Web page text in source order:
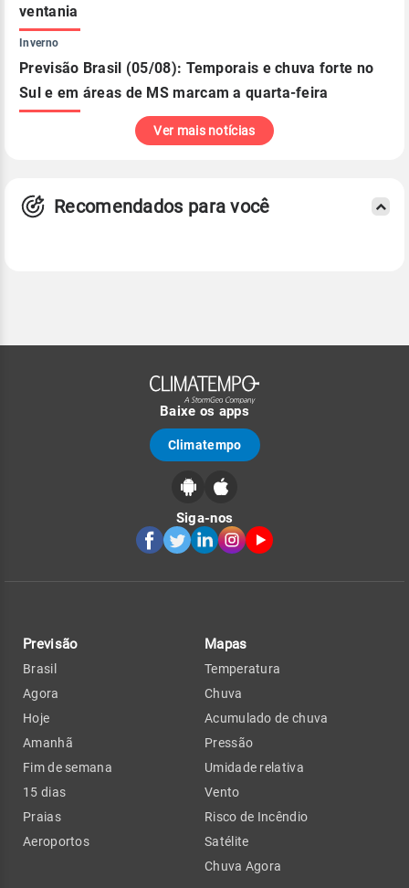
ventania
Inverno
Previsão Brasil (05/08): Temporais e chuva forte no
Sul e em áreas de MS marcam a quarta-feira
Ver mais notícias
Recomendados para você
Baixe os apps
Climatempo
Siga-nos
Previsão
Brasil
Agora
Hoje
Amanhã
Fim de semana
15 dias
Praias
Aeroportos
Mapas
Temperatura
Chuva
Acumulado de chuva
Pressão
Umidade relativa
Vento
Risco de Incêndio
Satélite
Chuva Agora